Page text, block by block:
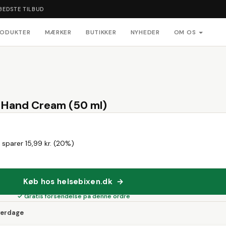
TILBUD
MÆRKER BUTIKKER NYHEDER OM OS
Cream (50 ml)
sparer 15,99 kr. (20%)
Køb hos helsebixen.dk →
✓ Gratis forsendelse på denne ordre